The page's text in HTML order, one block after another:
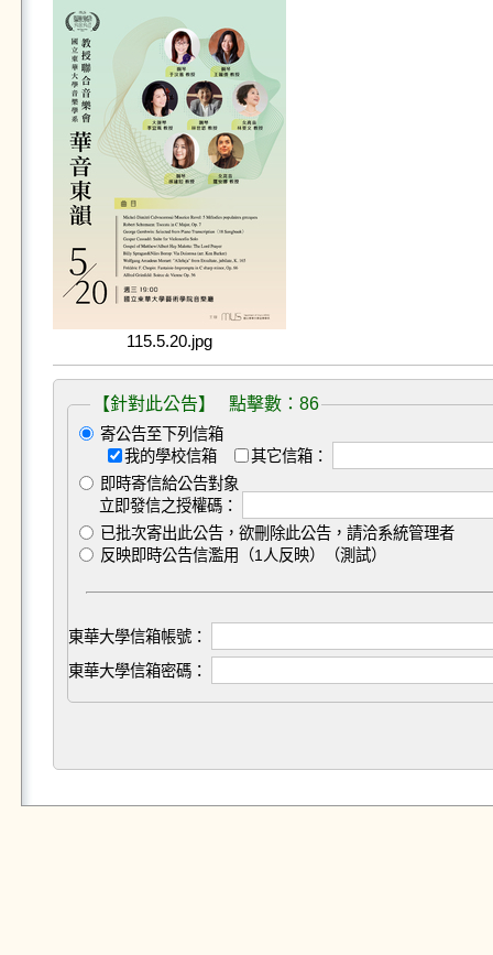
115.5.20.jpg
【針對此公告】 點擊數：86
寄公告至下列信箱
我的學校信箱
其它信箱：
即時寄信給公告對象
立即發信之授權碼：
已批次寄出此公告，欲刪除此公告，請洽系統管理者
反映即時公告信濫用（1人反映）（測試）
東華大學信箱帳號：
東華大學信箱密碼：